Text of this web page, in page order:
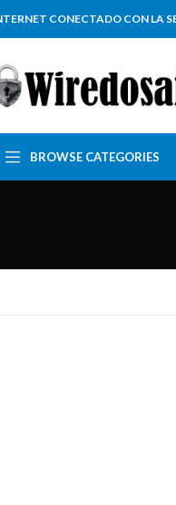
CONECTADO CON LA
BROWSE CATEGORIES